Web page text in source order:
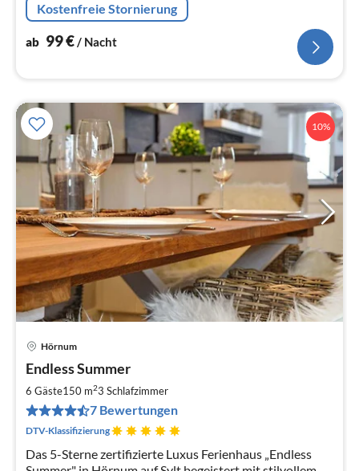
Kostenfreie Stornierung
ab 99€/ Nacht
10%
Hörnum
Endless Summer
6 Gäste150 m23 Schlafzimmer
7 Bewertungen
DTV-Klassifizierung
Das 5-Sterne zertifizierte Luxus Ferienhaus „Endless